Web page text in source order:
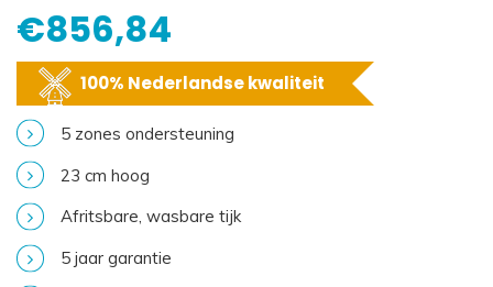
€856,84
100% Nederlandse kwaliteit
5 zones ondersteuning
23 cm hoog
Afritsbare, wasbare tijk
5 jaar garantie